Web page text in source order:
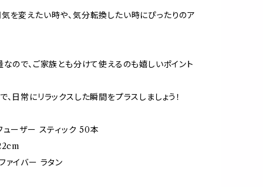
を変えたい時や、気分転換したい時にぴったりのア
ので、ご家族とも分けて使えるのも嬉しいポイント
、日常にリラックスした瞬間をプラスしましょう！
ューザー スティック 50本
ァイバー ラタン